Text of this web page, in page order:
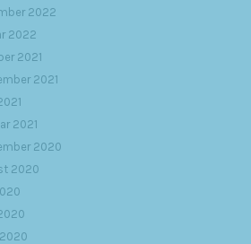
2022
2022
2021
2021
2021
2020
2020